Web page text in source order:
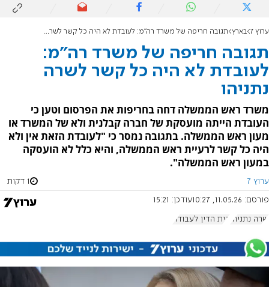
ערוץ 7 בארץ תגובה חריפה של משרד רה"מ: לעובדת לא היה כל קשר לשרה נתניהו
תגובה חריפה של משרד רה"מ:
לעובדת לא היה כל קשר לשרה
נתניהו
משרד ראש הממשלה דחה בחריפות את הפרסום וטען כי
העובדת הייתה מועסקת של חברה קבלנית ולא של המשרד או
מעון ראש הממשלה. בתגובה נמסר כי "לעובדת הזאת אין ולא
היה כל קשר לרעיית ראש הממשלה, והיא כלל לא הועסקה
במעון ראש הממשלה".
ערוץ 7 1 דקות
פורסם: 11.05.26, 10:27 עודכן: 15:21
שרה נתניהו בית הדין לעבודה